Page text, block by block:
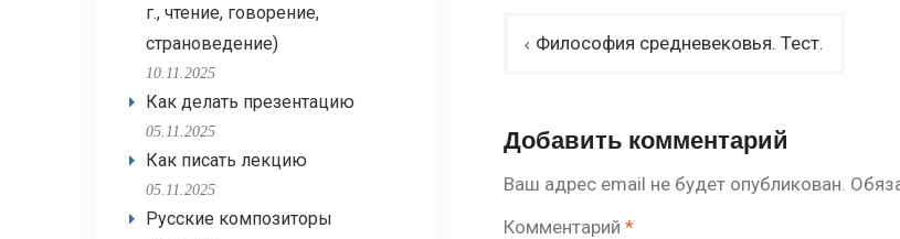
Навигация
Философия средневековья. Тест.
Добавить комментарий
Ваш адрес email не будет опубликован.
Комментарий *
г., чтение, говорение,
страноведение)
10.11.2025
Как делать презентацию
05.11.2025
Как писать лекцию
05.11.2025
Русские композиторы